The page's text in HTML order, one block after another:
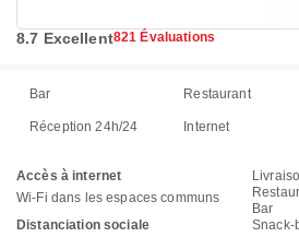
8.7 Excellent821 Évaluations
Bar Restaurant
Réception 24h/24 Internet
Accès à internet
Wi-Fi dans les espaces communs
Distanciation sociale
Bar
Snack-